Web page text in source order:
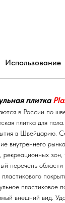
Использование
плитка
в России по
плитка для
в Швейцарию.
внутреннего рынка.
перечень
пластиковое
внешний вид.